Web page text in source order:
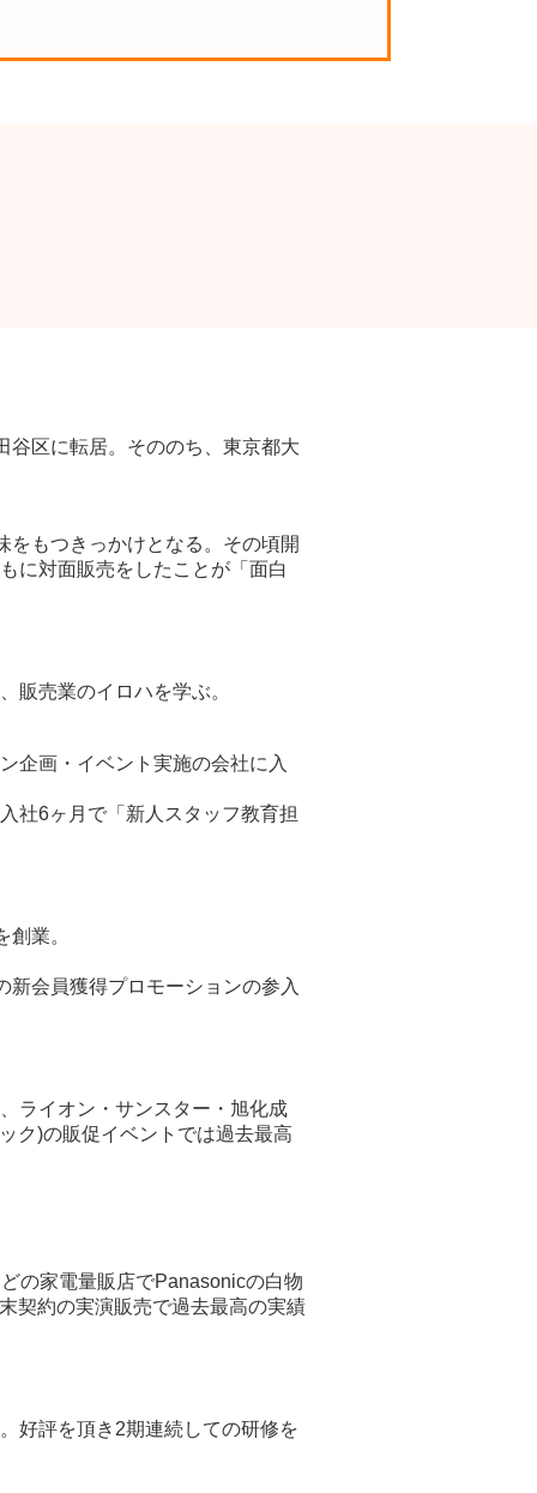
区に転居。そののち、東京都大
をもつきっかけとなる。その頃開
に対面販売をしたことが「面白
販売業のイロハを学ぶ。
企画・イベント実施の会社に入
社6ヶ月で「新人スタッフ教育担
業。
会員獲得プロモーションの参入
ライオン・サンスター・旭化成
ク)の販促イベントでは過去最高
の家電量販店でPanasonicの白物
契約の実演販売で過去最高の実績
好評を頂き2期連続しての研修を